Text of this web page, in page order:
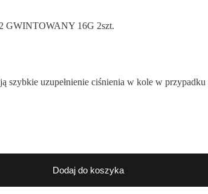
GWINTOWANY 16G 2szt.
uzupełnienie ciśnienia w kole w
Dodaj do koszyka